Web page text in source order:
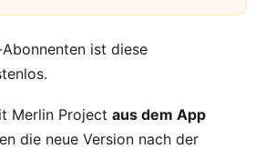
ist diese
Merlin Project aus dem App
die neue Version nach der